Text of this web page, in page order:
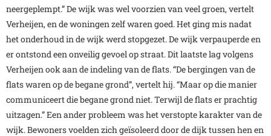
neergeplempt.” De wijk was wel voorzien van veel groen, vertelt
Verheijen, en de woningen zelf waren goed. Het ging mis nadat
het onderhoud in de wijk werd stopgezet. De wijk verpauperde en
er ontstond een onveilig gevoel op straat. Dit laatste lag volgens
Verheijen ook aan de indeling van de flats. “De bergingen van de
flats waren op de begane grond”, vertelt hij. “Maar op die manier
communiceert die begane grond niet. Terwijl de flats er prachtig
uitzagen.” Een ander probleem was het verstopte karakter van de
wijk. Bewoners voelden zich geïsoleerd door de dijk tussen hen en